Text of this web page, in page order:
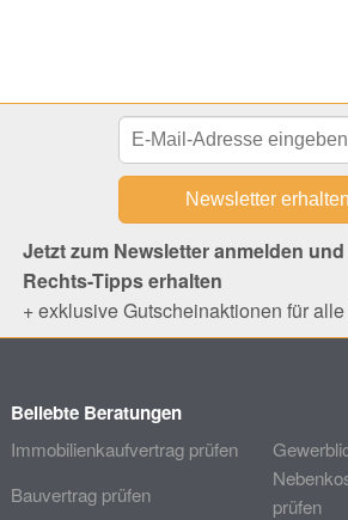
Jetzt zum Newsletter anmelden
Rechts-Tipps erhalten
+ exklusive Gutscheinaktionen für
Beliebte Beratungen
Immobilienkaufvertrag prüfen
Bauvertrag prüfen
prüfen